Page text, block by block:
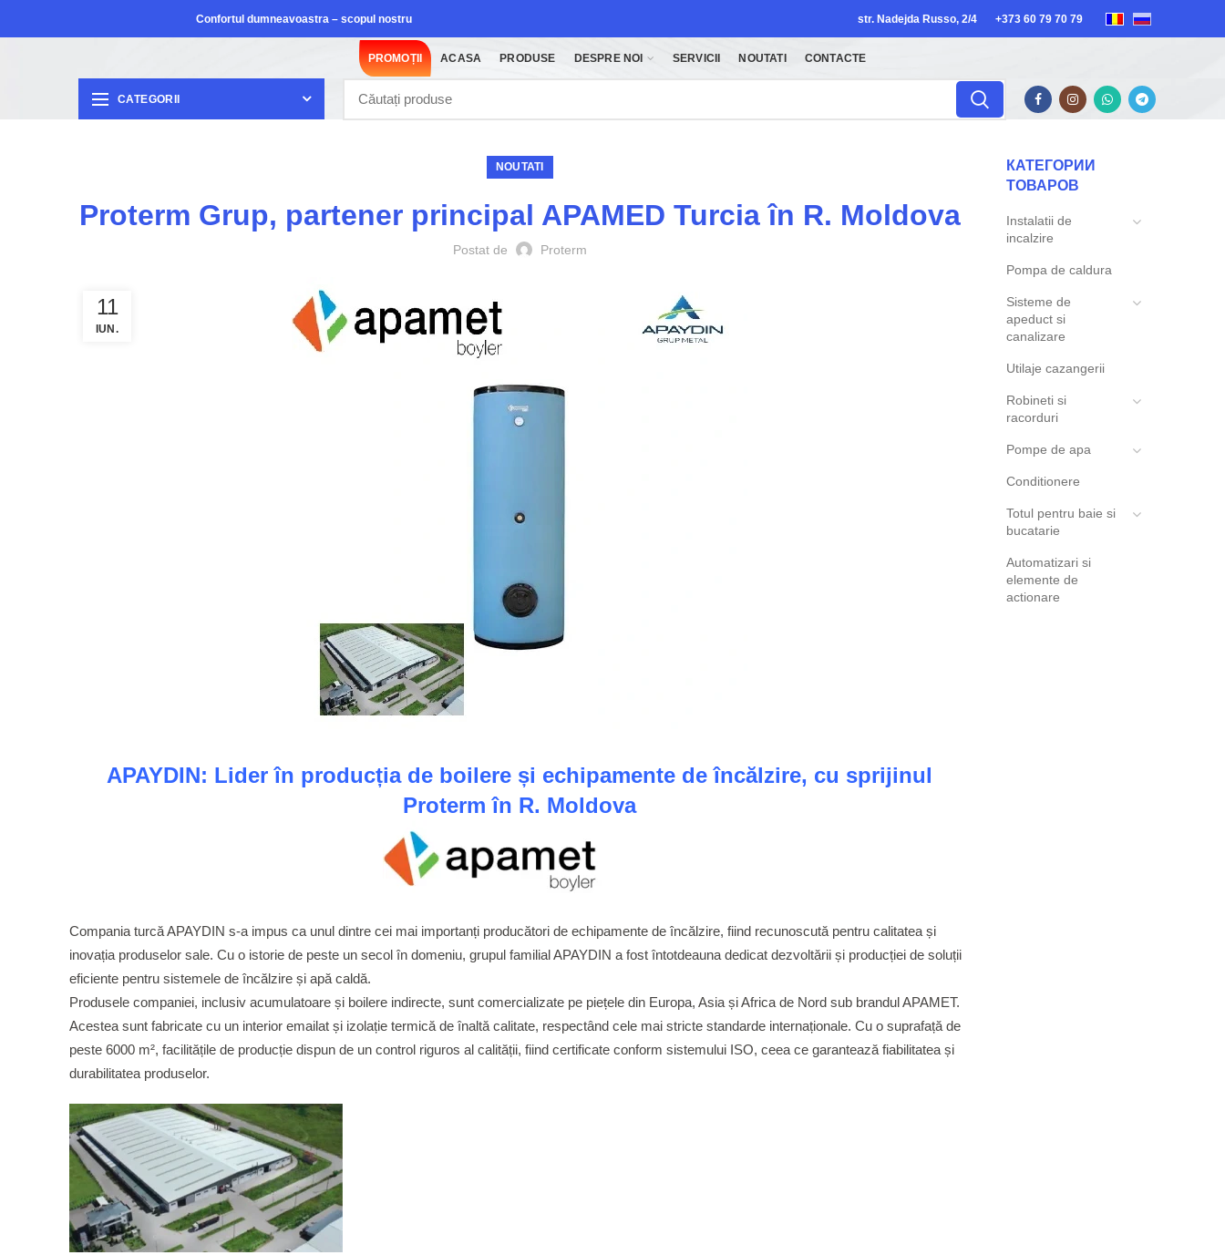
Confortul dumneavoastra – scopul nostru str. Nadejda Russo, 2/4 +373 60 79 70 79
PROMOȚII ACASA PRODUSE DESPRE NOI SERVICII NOUTATI CONTACTE
CATEGORII
NOUTATI
Proterm Grup, partener principal APAMED Turcia în R. Moldova
Postat de Proterm
11
IUN.
APAYDIN: Lider în producția de boilere și echipamente de încălzire, cu sprijinul
Proterm în R. Moldova
Compania turcă APAYDIN s-a impus ca unul dintre cei mai importanți producători de echipamente de încălzire, fiind recunoscută pentru calitatea și
inovația produselor sale. Cu o istorie de peste un secol în domeniu, grupul familial APAYDIN a fost întotdeauna dedicat dezvoltării și producției de soluții
eficiente pentru sistemele de încălzire și apă caldă.
Produsele companiei, inclusiv acumulatoare și boilere indirecte, sunt comercializate pe piețele din Europa, Asia și Africa de Nord sub brandul APAMET.
Acestea sunt fabricate cu un interior emailat și izolație termică de înaltă calitate, respectând cele mai stricte standarde internaționale. Cu o suprafață de
peste 6000 m², facilitățile de producție dispun de un control riguros al calității, fiind certificate conform sistemului ISO, ceea ce garantează fiabilitatea și
durabilitatea produselor.
КАТЕГОРИИ
ТОВАРОВ
Instalatii de
incalzire
Pompa de caldura
Sisteme de
apeduct si
canalizare
Utilaje cazangerii
Robineti si
racorduri
Pompe de apa
Conditionere
Totul pentru baie si
bucatarie
Automatizari si
elemente de
actionare